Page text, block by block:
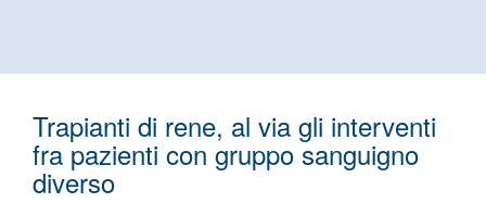
Trapianti di rene, al via gli interventi
fra pazienti con gruppo sanguigno
diverso